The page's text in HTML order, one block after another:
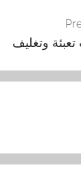
وتغليف